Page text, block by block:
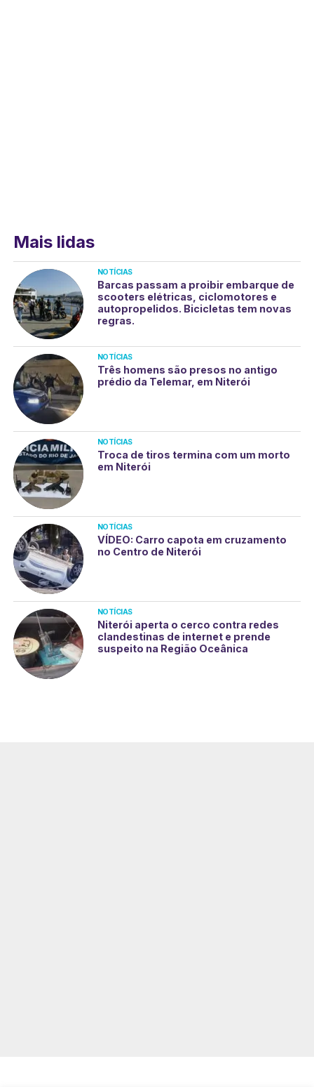
Mais lidas
NOTÍCIAS
Barcas passam a proibir embarque de
scooters elétricas, ciclomotores e
autopropelidos. Bicicletas tem novas
regras.
NOTÍCIAS
Três homens são presos no antigo
prédio da Telemar, em Niterói
NOTÍCIAS
Troca de tiros termina com um morto
em Niterói
NOTÍCIAS
VÍDEO: Carro capota em cruzamento
no Centro de Niterói
NOTÍCIAS
Niterói aperta o cerco contra redes
clandestinas de internet e prende
suspeito na Região Oceânica